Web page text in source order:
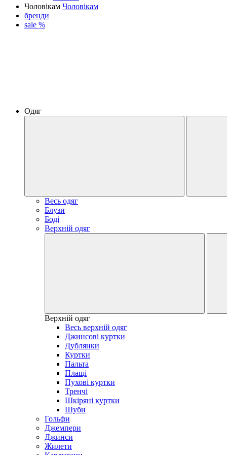
Чоловікам Чоловікам
бренди
sale %
Одяг
Весь одяг
Блузи
Боді
Верхній одяг
Верхній одяг
Весь верхній одяг
Джинсові куртки
Дублянки
Куртки
Пальта
Плащі
Пухові куртки
Тренчі
Шкіряні куртки
Шуби
Гольфи
Джемпери
Джинси
Жилети